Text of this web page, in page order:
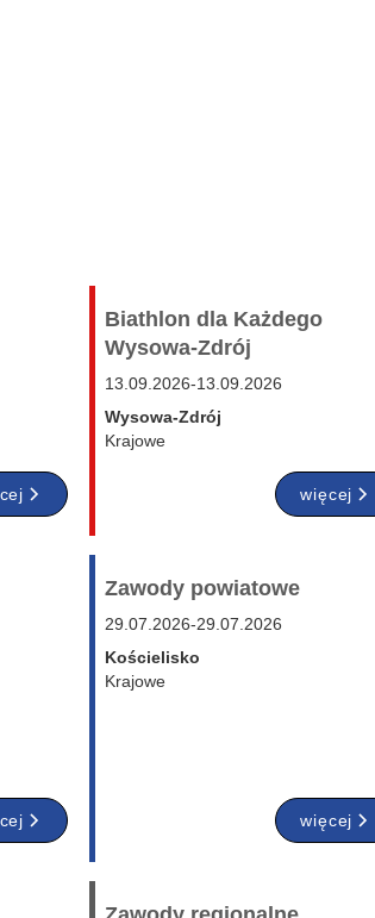
Biathlon dla Każdego
Wysowa-Zdrój
13.09.2026-13.09.2026
Wysowa-Zdrój
Krajowe
więcej
Zawody powiatowe
29.07.2026-29.07.2026
Kościelisko
Krajowe
więcej